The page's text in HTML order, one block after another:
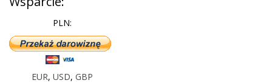
PLN:
EUR, USD, GBP